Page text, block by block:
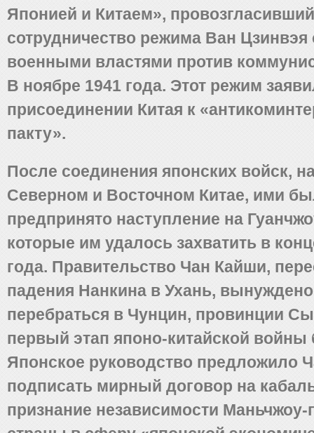
Японией и Китаем», провозгласивший
сотрудничество режима Ван Цзинвэя
военными властями против
В ноябре 1941 года. Этот режим
присоединении Китая к
пакту».
После соединения японских войск,
Северном и Восточном Китае, ими
предпринято наступление на
которые им удалось захватить в
года. Правительство Чан Кайши,
падения Нанкина в Ухань,
перебраться в Чунцин, провинции
первый этап японо-китайской
Японское руководство предложило
подписать мирный договор на
признание независимости Маньчжоу-